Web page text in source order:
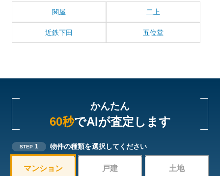
関屋 二上
近鉄下田 五位堂
かんたん
60秒でAIが査定します
STEP 1 物件の種類を選択してください
マンション 戸建 土地